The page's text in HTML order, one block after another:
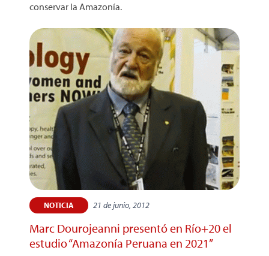
conservar la Amazonía.
NOTICIA 21 de junio, 2012
Marc Dourojeanni presentó en Río+20 el
estudio “Amazonía Peruana en 2021”